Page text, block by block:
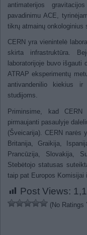
antimaterijos
pavadinimu ACE,
tikrų atmainų onkologinius
CERN yra vienintelė
skirta infrastruktūra.
laboratorijoje buvo išgauti
ATRAP eksperimentų
antivandenilio kiekius
studijoms.
Priminsime, kad
pirmaujanti pasaulyje
(Šveicarija). CERN narės
Britanija, Graikija,
Prancūzija, Slovakija,
Stebėtojo statusas
taip pat Europos Komisijai
Post Views:
(No Ratings